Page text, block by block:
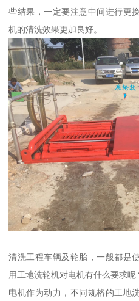
些结果，一定要注意中间进行更
机的清洗效果更加良好。
清洗工程车辆及轮胎，一般都是
用工地洗轮机对电机有什么要求呢
电机作为动力，不同规格的工地